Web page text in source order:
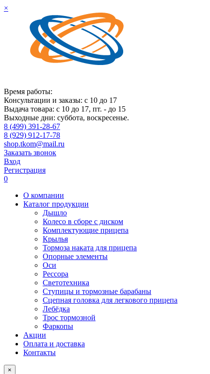
×
Время работы:
Консультации и заказы: с 10 до 17
Выдача товара: с 10 до 17, пт. - до 15
Выходные дни: суббота, воскресенье.
8 (499) 391-28-67
8 (929) 912-17-78
shop.tkom@mail.ru
Заказать звонок
Вход
Регистрация
0
О компании
Каталог продукции
Дышло
Колесо в сборе с диском
Комплектующие прицепа
Крылья
Тормоза наката для прицепа
Опорные элементы
Оси
Рессора
Светотехника
Ступицы и тормозные барабаны
Сцепная головка для легкового прицепа
Лебёдка
Трос тормозной
Фаркопы
Акции
Оплата и доставка
Контакты
×